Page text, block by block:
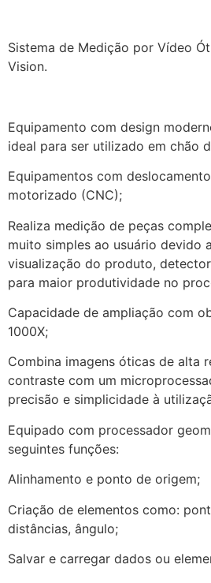
Sistema de Medição por Vídeo
Vision.
Equipamento com design
ideal para ser utilizado em chão
Equipamentos com
motorizado (CNC);
Realiza medição de peças
muito simples ao usuário devido
visualização do produto,
para maior produtividade no
Capacidade de ampliação com
1000X;
Combina imagens óticas de alta
contraste com um
precisão e simplicidade à
Equipado com processador
seguintes funções:
Alinhamento e ponto de origem;
Criação de elementos como:
distâncias, ângulo;
Salvar e carregar dados ou